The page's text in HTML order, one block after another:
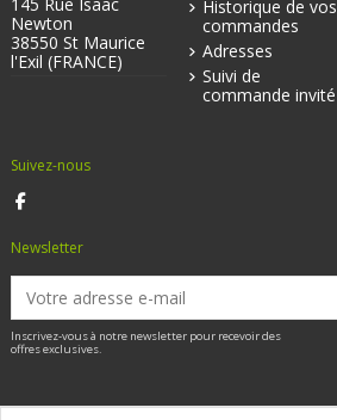
Newton
38550 St Maurice
l'Exil (FRANCE)
Historique de vos
commandes
Adresses
Suivi de
commande invité
Suivez-nous
Newsletter
Inscrivez-vous à notre newsletter pour recevoir des
offres exclusives.